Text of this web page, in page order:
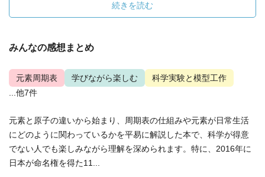
続きを読む
みんなの感想まとめ
元素周期表 学びながら楽しむ
科学実験と模型工作
...他7件
元素と原子の違いから始まり、周期表の仕組みや元素が日常生活
にどのように関わっているかを平易に解説した本で、科学が得意
でない人でも楽しみながら理解を深められます。特に、2016年に
日本が命名権を得た11...